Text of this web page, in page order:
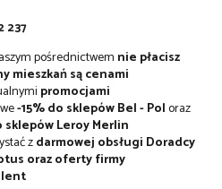
237
pośrednictwem nie płacisz
mieszkań są cenami
promocjami
-15% do sklepów Bel - Poloraz
sklepów Leroy Merlin
zdarmowej obsługi Doradcy
oraz oferty firmy